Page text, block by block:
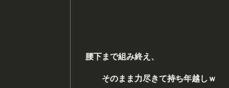
腰下まで組み終え、
そのまま力尽きて持ち年越しｗ